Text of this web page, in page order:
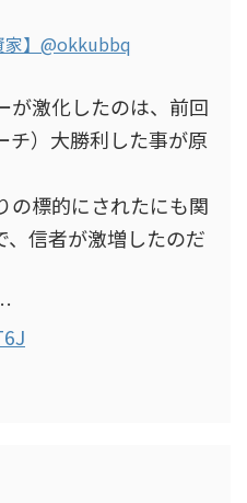
】 @okkubbq
が激化したのは、前回
チ）大勝利した事が原
の標的にされたにも関
、信者が激増したのだ